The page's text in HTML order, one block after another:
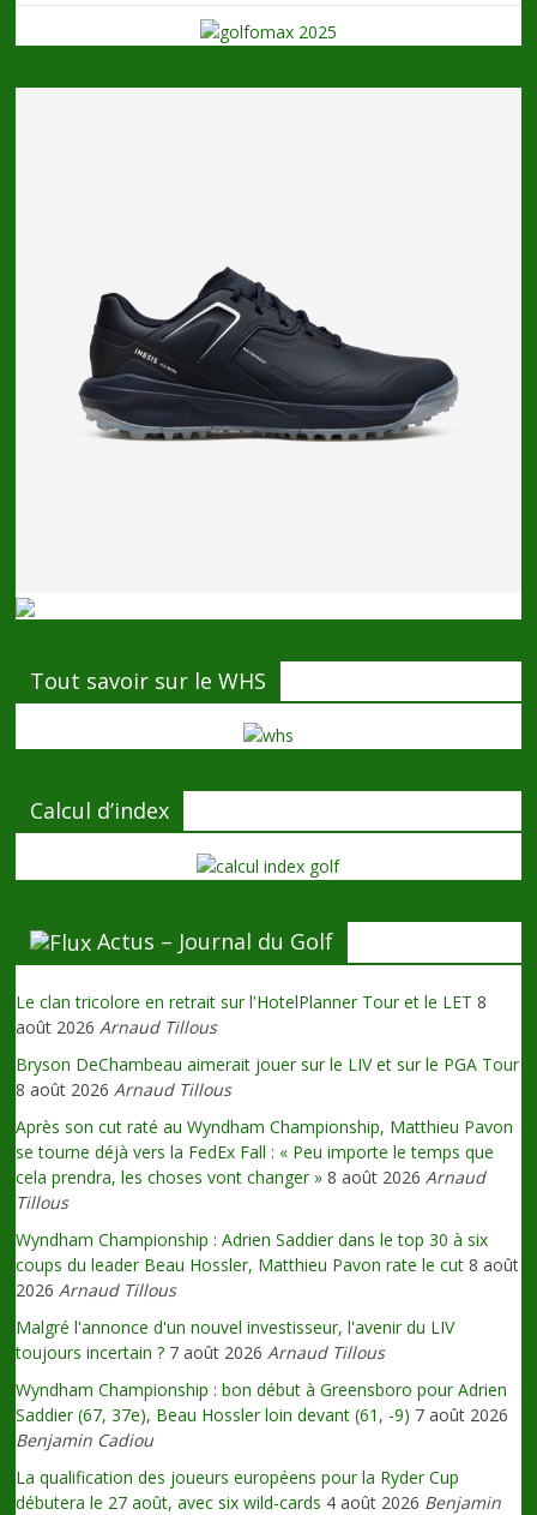
Tout savoir sur le WHS
Calcul d’index
Actus – Journal du Golf
Le clan tricolore en retrait sur l'HotelPlanner Tour et le LET 8
août 2026 Arnaud Tillous
Bryson DeChambeau aimerait jouer sur le LIV et sur le PGA Tour
8 août 2026 Arnaud Tillous
Après son cut raté au Wyndham Championship, Matthieu Pavon
se tourne déjà vers la FedEx Fall : « Peu importe le temps que
cela prendra, les choses vont changer » 8 août 2026 Arnaud
Tillous
Wyndham Championship : Adrien Saddier dans le top 30 à six
coups du leader Beau Hossler, Matthieu Pavon rate le cut 8 août
2026 Arnaud Tillous
Malgré l'annonce d'un nouvel investisseur, l'avenir du LIV
toujours incertain ? 7 août 2026 Arnaud Tillous
Wyndham Championship : bon début à Greensboro pour Adrien
Saddier (67, 37e), Beau Hossler loin devant (61, -9) 7 août 2026
Benjamin Cadiou
La qualification des joueurs européens pour la Ryder Cup
débutera le 27 août, avec six wild-cards 4 août 2026 Benjamin